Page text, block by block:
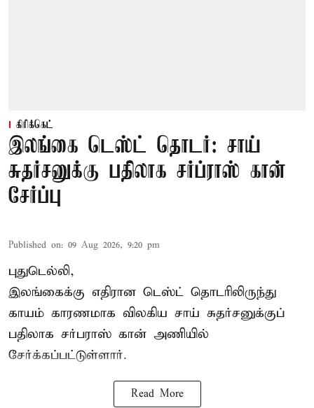
கிரிக்கெட்
இலங்கை டெஸ்ட் தொடர்: சாய்
சுதர்சனுக்கு பதிலாக சர்ப்ராஸ் கான்
சேர்ப்பு
Published on: 09 Aug 2026, 9:20 pm
புதுடெல்லி,
இலங்கைக்கு எதிரான டெஸ்ட் தொடரிலிருந்து
காயம் காரணமாக விலகிய சாய் சுதர்சனுக்குப்
பதிலாக சர்பராஸ் கான் அணியில்
சேர்க்கப்பட்டுள்ளார்.
Read More